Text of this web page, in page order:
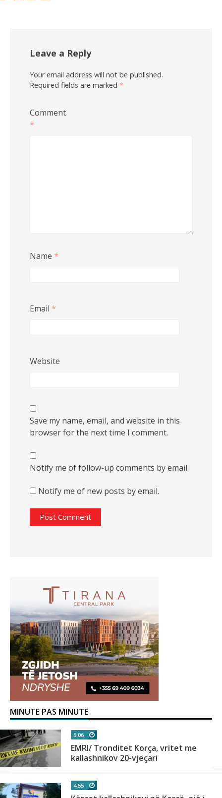
Leave a Reply
Your email address will not be published.
Required fields are marked *
Comment
*
Name *
Email *
Website
Save my name, email, and website in this
browser for the next time I comment.
Notify me of follow-up comments by email.
Notify me of new posts by email.
MINUTE PAS MINUTE
5:06
EMRI/ Tronditet Korça, vritet me
kallashnikov 20-vjeçari
4:55